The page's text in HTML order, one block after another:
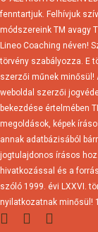
fenntartjuk. Felhívjuk
módszereink TM avagy
Lineo Coaching néven!
törvény szabályozza. E
szerzői műnek minősül!
weboldal szerzői
bekezdése értelmében
megoldások, képek
annak adatbázisából
jogtulajdonos írásos
hivatkozással és a
szóló 1999. évi LXXVI.
nyilatkozatnak minősül!
facebookyoutubeinstagram